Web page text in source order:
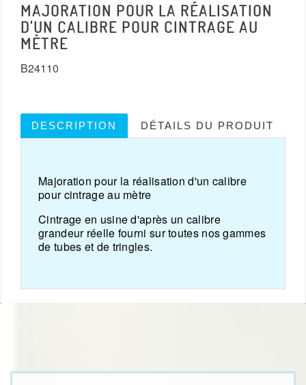
MAJORATION POUR LA RÉALISATION
D'UN CALIBRE POUR CINTRAGE AU
MÈTRE
B24110
DESCRIPTION DÉTAILS DU PRODUIT
Majoration pour la réalisation d'un calibre
pour cintrage au mètre
Cintrage en usine d'après un calibre
grandeur réelle fourni sur toutes nos gammes
de tubes et de tringles.